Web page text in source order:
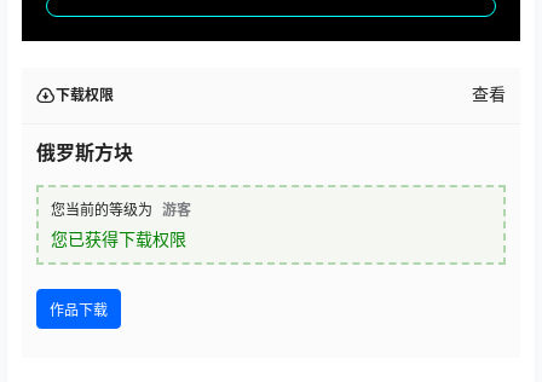
下载权限 查看
俄罗斯方块
您当前的等级为 游客
您已获得下载权限
作品下载